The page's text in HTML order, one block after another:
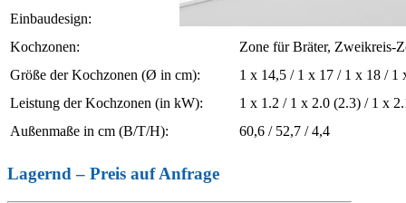
Einbaudesign:
Kochzonen:
Zone für Bräter, Zweikreis-
Größe der Kochzonen (Ø in cm):
1 x 14,5 / 1 x 17 / 1 x 18 / 1
Leistung der Kochzonen (in kW):
1 x 1.2 / 1 x 2.0 (2.3) / 1 x
Außenmaße in cm (B/T/H):
60,6 / 52,7 / 4,4
Lagernd – Preis auf Anfrage